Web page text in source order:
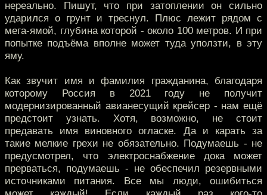
нереально. Пишут, что при затоплении он сильно
ударился о грунт и треснул. Плюс лежит рядом с
мега-ямой, глубина которой - около 100 метров. И при
попытке подъёма вполне может туда уползти, в эту
яму.
Как звучит имя и фамилия гражданина, благодаря
которому Россия в 2021 году не получит
модернизированный авианесущий крейсер - нам ещё
предстоит узнать. Хотя, возможно, не стоит
предавать имя виновного огласке. Да и карать за
такие мелкие грехи не обязательно. Подумаешь - не
предусмотрел, что электроснабжение дока может
прерваться, подумаешь - не обеспечил резервными
источниками питания. Все мы люди, ошибиться